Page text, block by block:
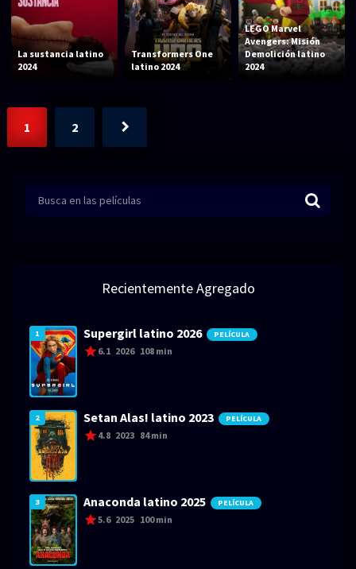
La sustancia latino
2024
Transformers One
latino 2024
LEGO Marvel
Avengers: Misión
Demolición latino
2024
1 2
Recientemente Agregado
1 Supergirl latino 2026 PELÍCULA
6.1 2026 108 min
2 Setan Alas! latino 2023 PELÍCULA
4.8 2023 84 min
3 Anaconda latino 2025 PELÍCULA
5.6 2025 100 min